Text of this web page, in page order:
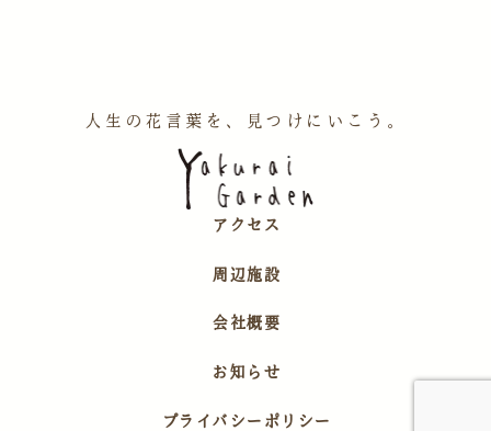
人生の花言葉を、見つけにいこう。
アクセス
周辺施設
会社概要
お知らせ
プライバシーポリシー